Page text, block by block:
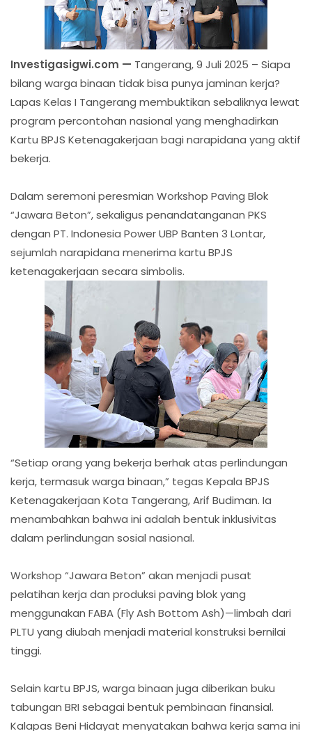
Investigasigwi.com — Tangerang, 9 Juli 2025 – Siapa
bilang warga binaan tidak bisa punya jaminan kerja?
Lapas Kelas I Tangerang membuktikan sebaliknya lewat
program percontohan nasional yang menghadirkan
Kartu BPJS Ketenagakerjaan bagi narapidana yang aktif
bekerja.
Dalam seremoni peresmian Workshop Paving Blok
“Jawara Beton”, sekaligus penandatanganan PKS
dengan PT. Indonesia Power UBP Banten 3 Lontar,
sejumlah narapidana menerima kartu BPJS
ketenagakerjaan secara simbolis.
“Setiap orang yang bekerja berhak atas perlindungan
kerja, termasuk warga binaan,” tegas Kepala BPJS
Ketenagakerjaan Kota Tangerang, Arif Budiman. Ia
menambahkan bahwa ini adalah bentuk inklusivitas
dalam perlindungan sosial nasional.
Workshop “Jawara Beton” akan menjadi pusat
pelatihan kerja dan produksi paving blok yang
menggunakan FABA (Fly Ash Bottom Ash)—limbah dari
PLTU yang diubah menjadi material konstruksi bernilai
tinggi.
Selain kartu BPJS, warga binaan juga diberikan buku
tabungan BRI sebagai bentuk pembinaan finansial.
Kalapas Beni Hidayat menyatakan bahwa kerja sama ini